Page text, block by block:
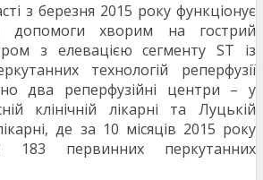
з березня 2015 року функціонує
допомоги хворим на гострий
з елевацією сегменту ST із
технологій реперфузії
два реперфузійні центри – у
клінічній лікарні та Луцькій
де за 10 місяців 2015 року
183 первинних перкутанних